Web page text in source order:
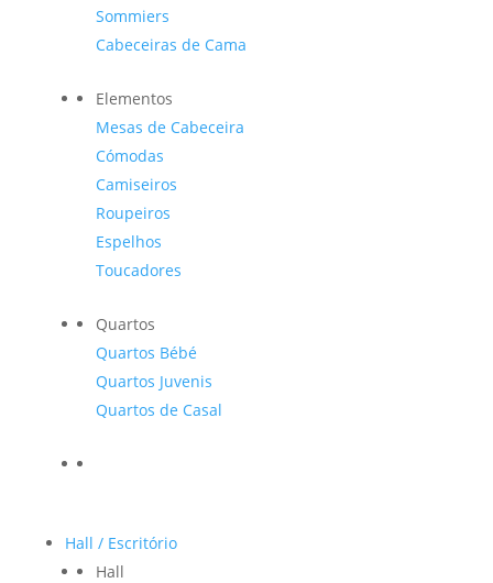
Sommiers
Cabeceiras de Cama
Elementos
Mesas de Cabeceira
Cómodas
Camiseiros
Roupeiros
Espelhos
Toucadores
Quartos
Quartos Bébé
Quartos Juvenis
Quartos de Casal
Hall / Escritório
Hall